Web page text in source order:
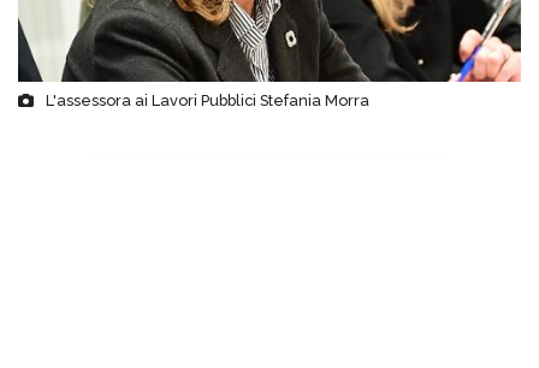
L'assessora ai Lavori Pubblici Stefania Morra